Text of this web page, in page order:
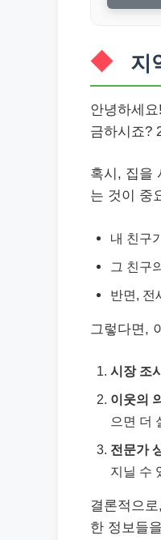
지
안녕하세
금하시죠?
혹시, 집을
는 것이 중
내 친구
그 친구
반면, 전
그렇다면,
시장 조
이웃의
으면 더
전문가
지닐 수
결론적으
한 정보들